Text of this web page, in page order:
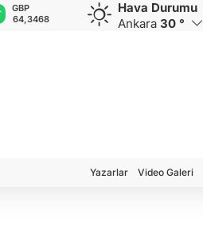
GBP
64,3468
CHF
59,0083
CAD
34,1883
Hava Durumu
Ankara 30 °
Yazarlar Video Galeri